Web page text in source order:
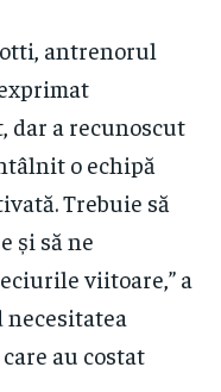
antrenorul
dar a recunoscut
o echipă
Trebuie să
și să ne
viitoare,” a
au costat